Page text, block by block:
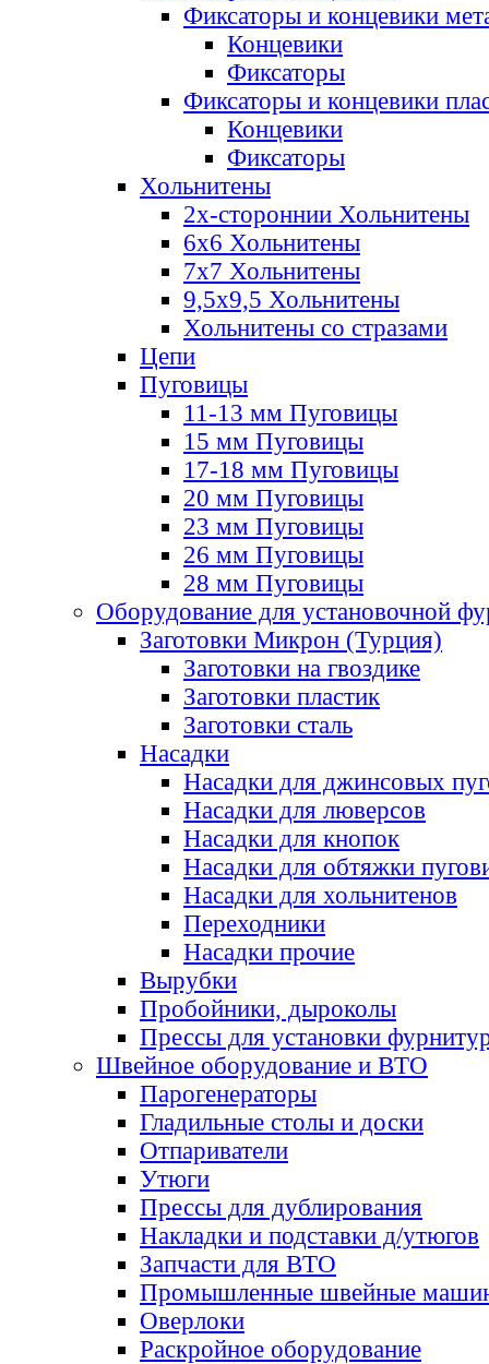
Фиксаторы и концевики
Концевики
Фиксаторы
Фиксаторы и концевики
Концевики
Фиксаторы
Хольнитены
2х-стороннии Хольнитены
6х6 Хольнитены
7х7 Хольнитены
9,5х9,5 Хольнитены
Хольнитены со стразами
Цепи
Пуговицы
11-13 мм Пуговицы
15 мм Пуговицы
17-18 мм Пуговицы
20 мм Пуговицы
23 мм Пуговицы
26 мм Пуговицы
28 мм Пуговицы
Оборудование для установочной
Заготовки Микрон (Турция)
Заготовки на гвоздике
Заготовки пластик
Заготовки сталь
Насадки
Насадки для джинсовых
Насадки для люверсов
Насадки для кнопок
Насадки для обтяжки
Насадки для хольнитенов
Переходники
Насадки прочие
Вырубки
Пробойники, дыроколы
Прессы для установки
Швейное оборудование и ВТО
Парогенераторы
Гладильные столы и доски
Отпариватели
Утюги
Прессы для дублирования
Накладки и подставки д/утюгов
Запчасти для ВТО
Промышленные швейные
Оверлоки
Раскройное оборудование